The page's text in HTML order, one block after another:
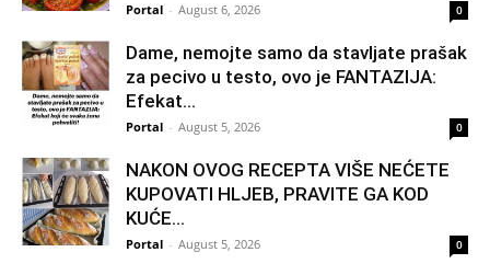
Portal - August 6, 2026 0
Dame, nemojte samo da stavljate prašak
za pecivo u testo, ovo je FANTAZIJA:
Efekat...
Portal - August 5, 2026 0
NAKON OVOG RECEPTA VIŠE NEĆETE
KUPOVATI HLJEB, PRAVITE GA KOD
KUĆE…
Portal - August 5, 2026 0